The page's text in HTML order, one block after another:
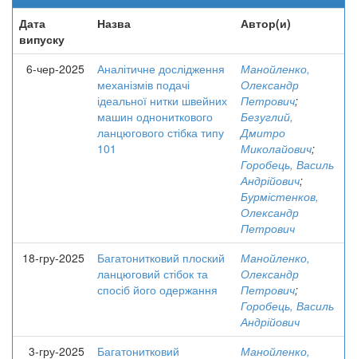
Дата
випуску
Назва Автор(и)
6-чер-2025
Аналітичне дослідження
механізмів подачі
ідеальної нитки швейних
машин однониткового
ланцюгового стібка типу
101
Манойленко,
Олександр
Петрович;
Безуглий,
Дмитро
Миколайович;
Горобець, Василь
Андрійович;
Бурмістенков,
Олександр
Петрович
18-гру-2025
Багатонитковий плоский
ланцюговий стібок та
спосіб його одержання
Манойленко,
Олександр
Петрович;
Горобець, Василь
Андрійович
3-гру-2025
Багатонитковий
Манойленко,